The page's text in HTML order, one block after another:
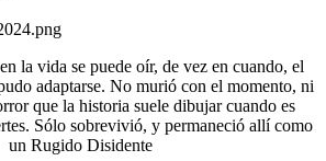
la vida se puede oír, de vez en cuando, el
adaptarse. No murió con el momento, ni
que la historia suele dibujar cuando es
Sólo sobrevivió, y permaneció allí como
un Rugido Disidente